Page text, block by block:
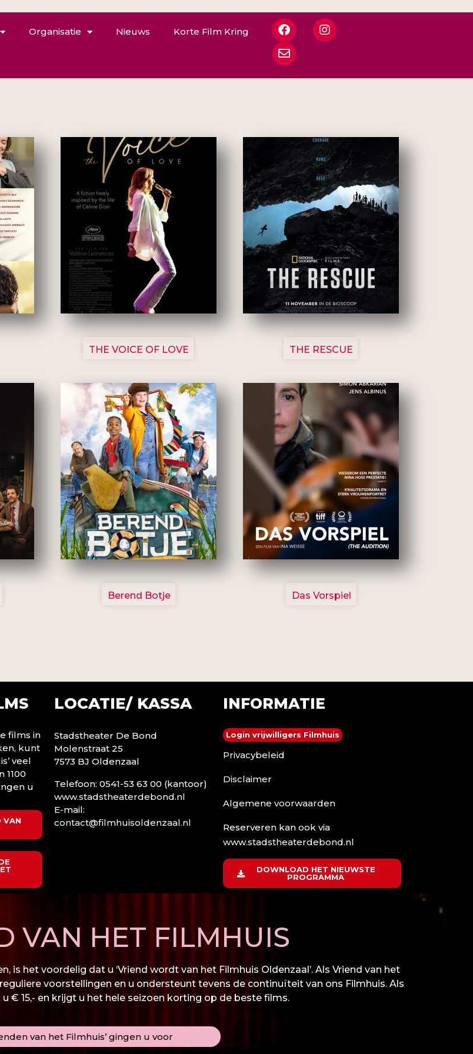
Organisatie Nieuws Korte Film Kring
3135
THE VOICE OF LOVE
3148
THE RESCUE
2799
Berend Botje
2777
Das Vorspiel
films in
kunt
veel
1100
u
VAN
VAN HET FILMHUIS
het voordelig dat u ‘Vriend wordt van het Filmhuis Oldenzaal’. Als Vriend van het
voorstellingen en u ondersteunt tevens de continuïteit van ons Filmhuis. Als
€ 15,- en krijgt u het hele seizoen korting op de beste films.
van het Filmhuis’ gingen u voor
LOCATIE/ KASSA
Stadstheater De Bond
Molenstraat 25
7573 BJ Oldenzaal
Telefoon: 0541-53 63 00 (kantoor)
www.stadstheaterdebond.nl
E-mail:
contact@filmhuisoldenzaal.nl
INFORMATIE
Login vrijwilligers Filmhuis
Privacybeleid
Disclaimer
Algemene voorwaarden
Reserveren kan ook via
www.stadstheaterdebond.nl
DOWNLOAD HET NIEUWSTE
PROGRAMMA